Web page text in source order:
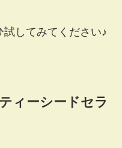
してみてください♪
ィーシードセラ